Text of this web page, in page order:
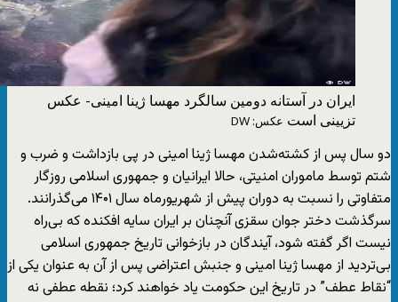
ایران در آستانه دومین سالگرد مهسا ژینا امینی- عکس
تزیینی است عکس: DW
دو سال پس از کشته‌شدن مهسا ژینا امینی در پی بازداشت و ضرب و
شتم توسط ماموران امنیتی، حالا ایرانیان و جمهوری اسلامی روزگار
متفاوتی را نسبت به دوران پیش از شهریورماه سال ۱۴۰۱ می‌گذرانند.
سرگذشت دختر جوان سقزی آنچنان بر ایران سایه افکنده که بی‌راه
نیست اگر گفته شود، آیندگان در بازخوانی تاریخ جمهوری اسلامی
بی‌تردید از مهسا ژینا امینی و جنبش اعتراضی پس از آن به عنوان یکی از
“نقاط عطف” در تاریخ این حکومت یاد خواهند کرد؛ نقطه عطفی نه